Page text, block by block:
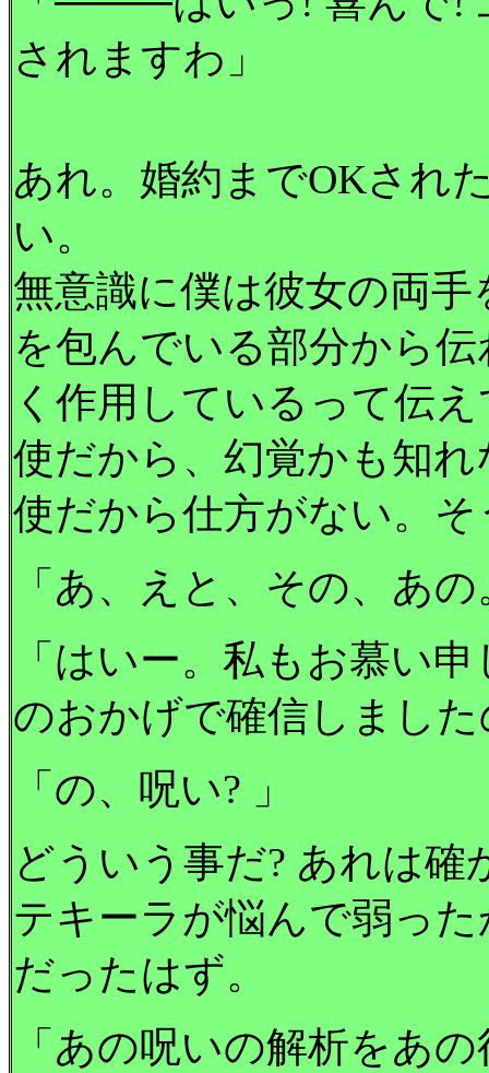
されますわ」
あれ。婚約までOKされ
い。
無意識に僕は彼女の両
を包んでいる部分から
く作用しているって伝
使だから、幻覚かも知
使だから仕方がない。
「あ、えと、その、あ
「はいー。私もお慕い
のおかげで確信しました
「の、呪い? 」
どういう事だ? あれは
テキーラが悩んで弱っ
だったはず。
「あの呪いの解析をあ